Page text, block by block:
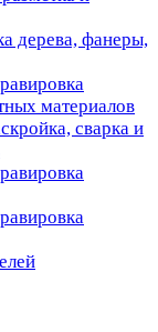
дерева, фанеры,
материалов
сварка и